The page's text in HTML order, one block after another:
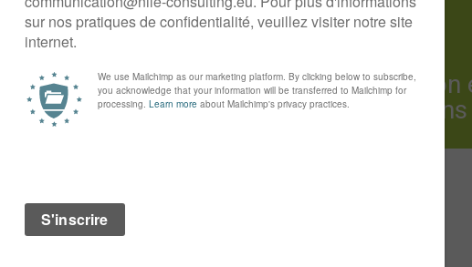
Bienvenue chez nile
soins, assurer le partage
de la chaîne de santé sont les missions